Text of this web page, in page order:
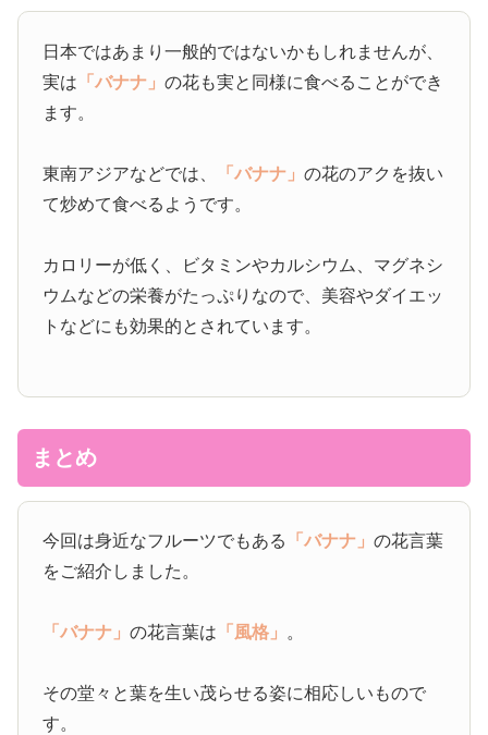
日本ではあまり一般的ではないかもしれませんが、
実は 「バナナ」の花も実と同様に食べることができ
ます。
東南アジアなどでは、 「バナナ」の花のアクを抜い
て炒めて食べるようです。
カロリーが低く、ビタミンやカルシウム、マグネシ
ウムなどの栄養がたっぷりなので、美容やダイエッ
トなどにも効果的とされています。
まとめ
今回は身近なフルーツでもある 「バナナ」の花言葉
をご紹介しました。
「バナナ」の花言葉は 「風格」 。
その堂々と葉を生い茂らせる姿に相応しいもので
す。